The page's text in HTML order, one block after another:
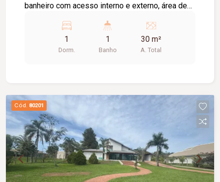
banheiro com acesso interno e externo, área de
garagem para carro.
1
Dorm.
1
Banho
30 m²
A. Total
Cód. 80201